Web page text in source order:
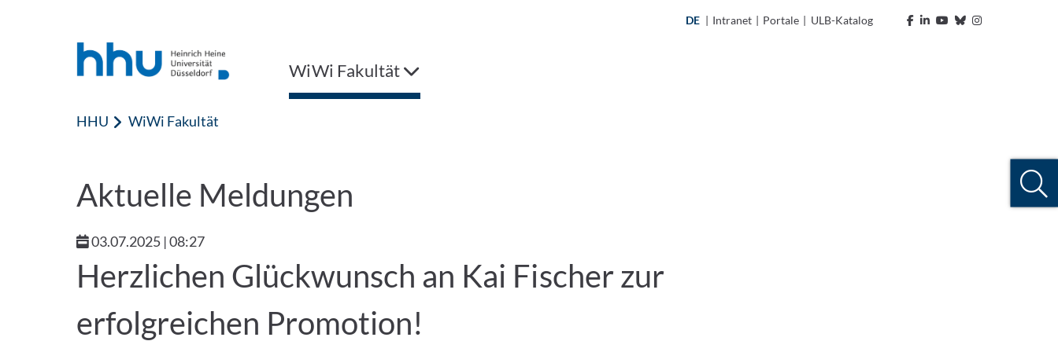
DE | Intranet | Portale | ULB-Katalog
WiWi Fakultät
HHU WiWi Fakultät
Aktuelle Meldungen
03.07.2025 | 08:27
Herzlichen Glückwunsch an Kai Fischer zur
erfolgreichen Promotion!